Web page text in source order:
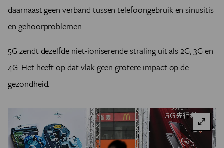
daarnaast geen verband tussen telefoongebruik en sinusitis
en gehoorproblemen.
5G zendt dezelfde niet-ioniserende straling uit als 2G, 3G en
4G. Het heeft op dat vlak geen grotere impact op de
gezondheid.